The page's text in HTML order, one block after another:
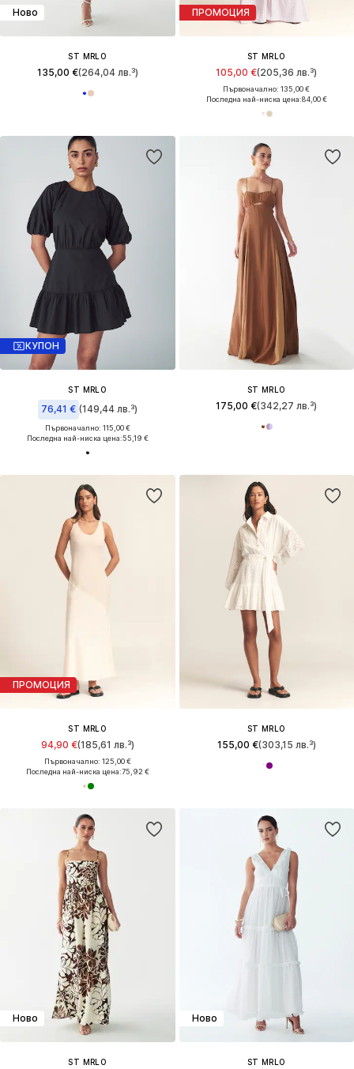
Ново
ST MRLO
135,00 €(264,04 лв.³)
ПРОМОЦИЯ
ST MRLO
105,00 €(205,36 лв.³)
Първоначално: 135,00 €
Последна най-ниска цена:84,00 €
КУПОН
ST MRLO
76,41 € (149,44 лв.³)
Първоначално: 115,00 €
Последна най-ниска цена:55,19 €
ST MRLO
175,00 €(342,27 лв.³)
ПРОМОЦИЯ
ST MRLO
94,90 €(185,61 лв.³)
Първоначално: 125,00 €
Последна най-ниска цена:75,92 €
ST MRLO
155,00 €(303,15 лв.³)
Ново
ST MRLO
Ново
ST MRLO